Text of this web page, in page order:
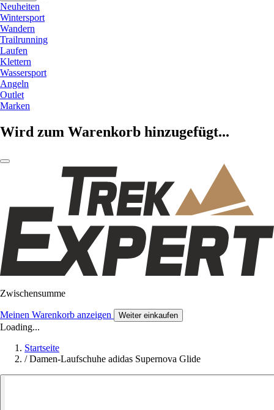
Neuheiten
Wintersport
Wandern
Trailrunning
Laufen
Klettern
Wassersport
Angeln
Outlet
Marken
Wird zum Warenkorb hinzugefügt...
Zwischensumme
Meinen Warenkorb anzeigen Weiter einkaufen
Loading...
Startseite
/ Damen-Laufschuhe adidas Supernova Glide